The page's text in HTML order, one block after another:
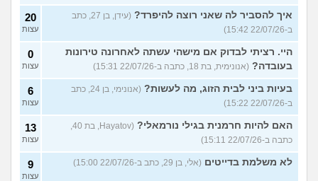
איך להסביר לה שאני רוצה להיפרד?
(עידן, בן 27, כתב
ב-22/07/26 15:42)
20
עצות
היי. רציתי לבדוק אם מישהי עשתה לאחרונה טירונות
בעובדה? (אנונימית, בת 18, כתבה ב-22/07/26 15:31)
0
עצות
בעיות ביני לבית הזוג, מה לעשות?
(אנונימי, בן 24, כתב
ב-22/07/26 15:22)
6
עצות
האם להיות חרמנית בגילי נורמאלי?
(Hayatov, בת 40,
כתבה ב-22/07/26 15:11)
13
עצות
לא משלמת בדייטים (אלי, בן 29, כתב ב-22/07/26 15:00) 9
עצות